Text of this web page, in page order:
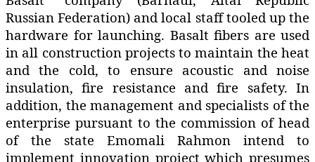
Russian Federation) and local staff tooled up the
hardware for launching. Basalt fibers are used
in all construction projects to maintain the heat
and the cold, to ensure acoustic and noise
insulation, fire resistance and fire safety. In
addition, the management and specialists of the
enterprise pursuant to the commission of head
of the state Emomali Rahmon intend to
implement innovation project which presumes